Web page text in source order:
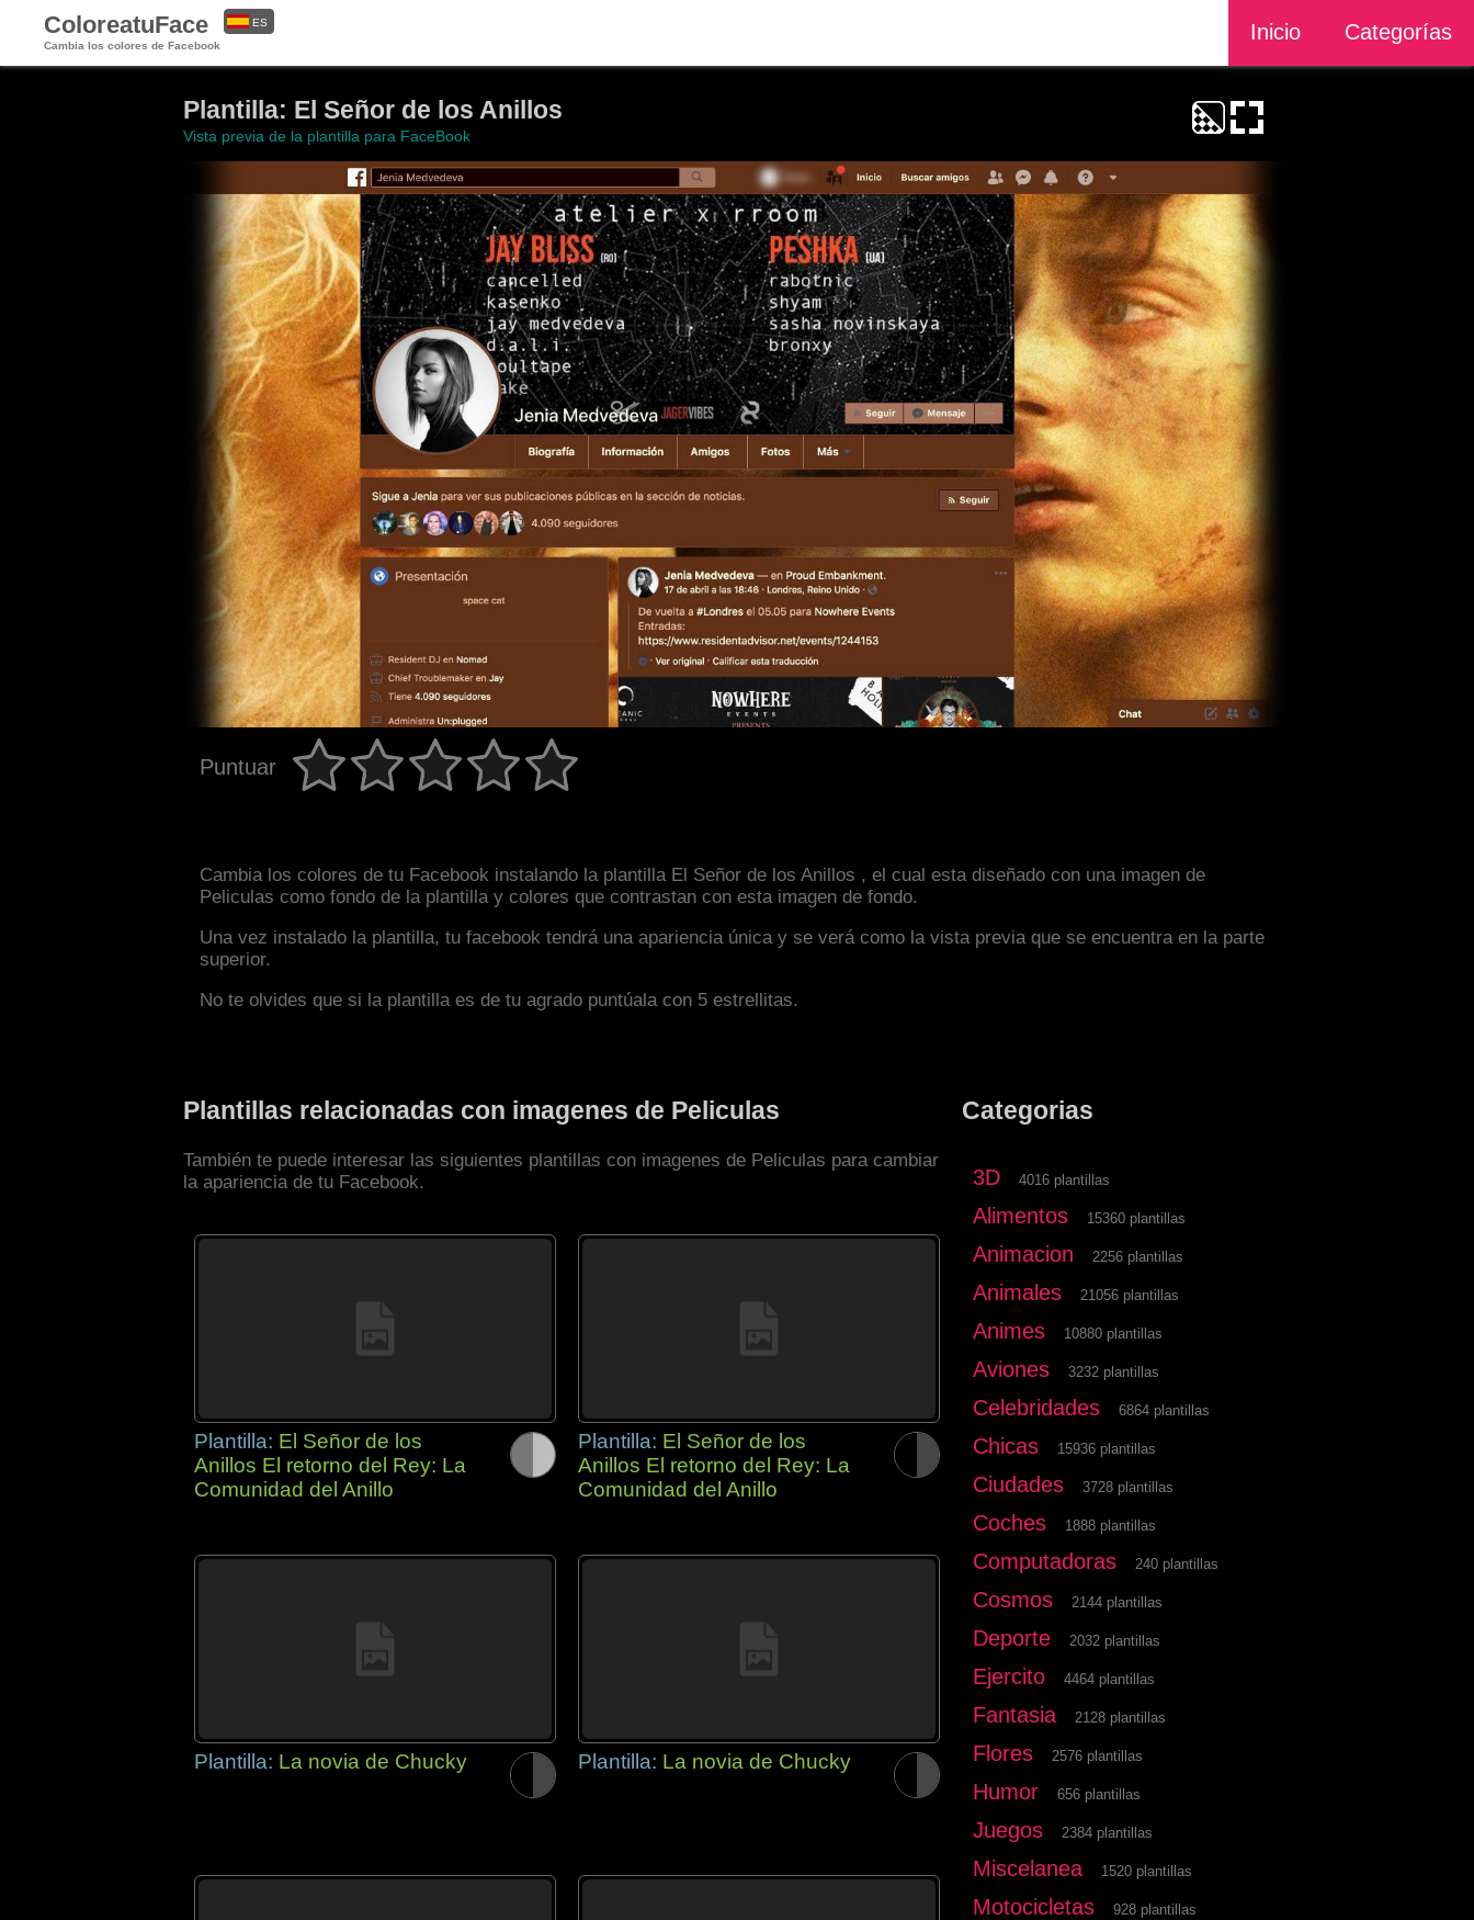
ColoreatuFace
Cambia los colores de Facebook
Inicio Categorías
ES
Plantilla: El Señor de los Anillos
Vista previa de la plantilla para FaceBook
Puntuar
Cambia los colores de tu Facebook instalando la plantilla El Señor de los Anillos , el cual esta diseñado con una imagen de
Peliculas como fondo de la plantilla y colores que contrastan con esta imagen de fondo.
Una vez instalado la plantilla, tu facebook tendrá una apariencia única y se verá como la vista previa que se encuentra en la parte
superior.
No te olvides que si la plantilla es de tu agrado puntúala con 5 estrellitas.
Plantillas relacionadas con imagenes de Peliculas
También te puede interesar las siguientes plantillas con imagenes de Peliculas para cambiar
la apariencia de tu Facebook.
Plantilla: El Señor de los
Anillos El retorno del Rey: La
Comunidad del Anillo
Plantilla: El Señor de los
Anillos El retorno del Rey: La
Comunidad del Anillo
Plantilla: La novia de Chucky Plantilla: La novia de Chucky
Categorias
3D 4016 plantillas
Alimentos 15360 plantillas
Animacion 2256 plantillas
Animales 21056 plantillas
Animes 10880 plantillas
Aviones 3232 plantillas
Celebridades 6864 plantillas
Chicas 15936 plantillas
Ciudades 3728 plantillas
Coches 1888 plantillas
Computadoras 240 plantillas
Cosmos 2144 plantillas
Deporte 2032 plantillas
Ejercito 4464 plantillas
Fantasia 2128 plantillas
Flores 2576 plantillas
Humor 656 plantillas
Juegos 2384 plantillas
Miscelanea 1520 plantillas
Motocicletas 928 plantillas